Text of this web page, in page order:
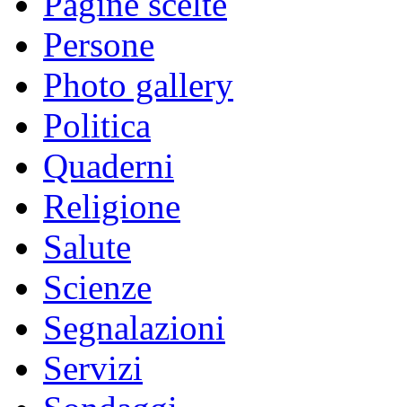
Persone
Photo gallery
Politica
Quaderni
Religione
Salute
Scienze
Segnalazioni
Servizi